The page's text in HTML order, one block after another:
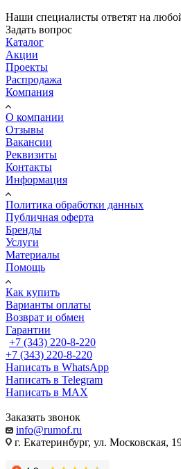
Наши специалисты ответят на
Задать вопрос
Каталог
Акции
Проекты
Распродажа
Компания
О компании
Отзывы
Вакансии
Реквизиты
Контакты
Информация
Политика обработки данных
Публичная оферта
Бренды
Услуги
Материалы
Помощь
Как купить
Варианты оплаты
Возврат и обмен
Гарантии
+7 (343) 220-8-220
+7 (343) 220-8-220
Написать в WhatsApp
Написать в Telegram
Написать в MAX
Заказать звонок
info@rumof.ru
г. Екатеринбург, ул. Московская,